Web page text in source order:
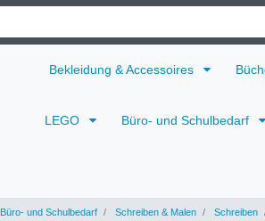
Bekleidung & Accessoires
LEGO Büro- und Schulbedarf
Büro- und Schulbedarf Schreiben & Malen Schreiben